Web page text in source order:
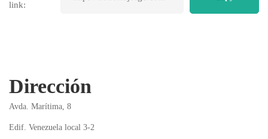
Deseos
link:
Dirección
Avda. Marítima, 8
Edif. Venezuela local 3-2